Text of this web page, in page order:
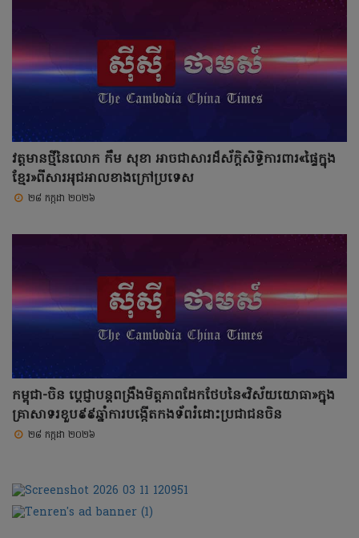
វត្តមានថ្មីនៃលោក កឹម សុខា អាចជាសារដ៏ស័ក្តិសិទ្ធិការពារ«ផ្ទៃក្នុង
ខ្មែរ»ពីសារអុជអាលខាងក្រៅប្រទេស
២៨ កក្កដា ២០២៦
កម្ពុជា-ចិន ប្តេជ្ញាបន្តពង្រឹងមិត្តភាពដែកថែបនៃ«វិស័យយោធា»ក្នុង
គ្រាសាទរខួប៩៩ឆ្នាំការបង្កើតកងទ័ពរំដោះប្រជាជនចិន
២៨ កក្កដា ២០២៦